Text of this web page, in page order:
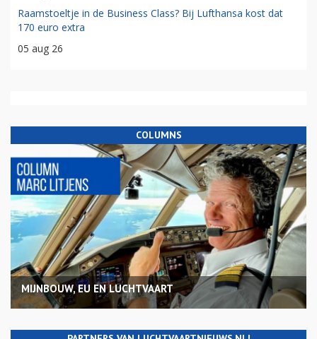
Raamstoeltje in de Business Class? Bij Lufthansa kost dat
170 euro extra
05 aug 26
COLUMNS
MIJNBOUW, EU EN LUCHTVAART